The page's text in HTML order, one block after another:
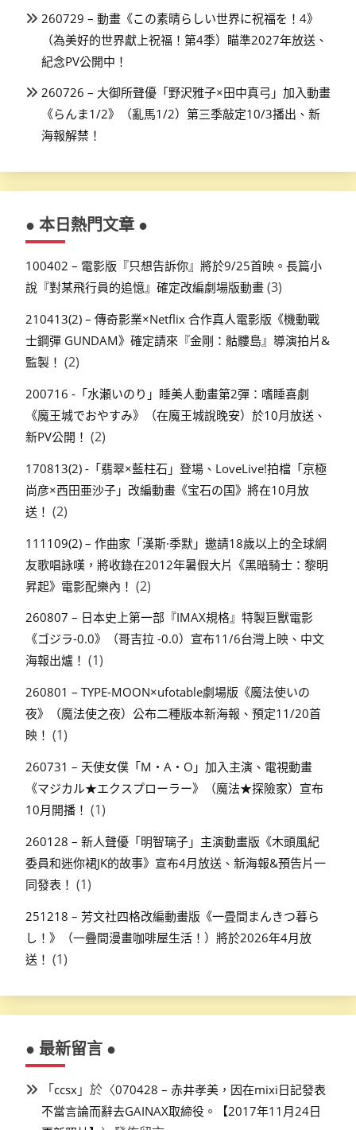
260729 – 動畫《この素晴らしい世界に祝福を！4》
（為美好的世界獻上祝福！第4季）瞄準2027年放送、
紀念PV公開中！
260726 – 大御所聲優「野沢雅子×田中真弓」加入動畫
《らんま1/2》（亂馬1/2）第三季敲定10/3播出、新
海報解禁！
● 本日熱門文章 ●
100402 – 電影版『只想告訴你』將於9/25首映。長篇小
說『對某飛行員的追憶』確定改編劇場版動畫 (3)
210413(2) – 傳奇影業×Netflix 合作真人電影版《機動戰
士鋼彈 GUNDAM》確定請來『金剛：骷髏島』導演拍片&
監製！ (2)
200716 -「水瀬いのり」睡美人動畫第2彈：嗜睡喜劇
《魔王城でおやすみ》（在魔王城說晚安）於10月放送、
新PV公開！ (2)
170813(2) -「翡翠×藍柱石」登場、LoveLive!拍檔「京極
尚彦×西田亜沙子」改編動畫《宝石の国》將在10月放
送！ (2)
111109(2) – 作曲家「漢斯·季默」邀請18歲以上的全球網
友歌唱詠嘆，將收錄在2012年暑假大片《黑暗騎士：黎明
昇起》電影配樂內！ (2)
260807 – 日本史上第一部『IMAX規格』特製巨獸電影
《ゴジラ-0.0》（哥吉拉 -0.0）宣布11/6台灣上映、中文
海報出爐！ (1)
260801 – TYPE-MOON×ufotable劇場版《魔法使いの
夜》（魔法使之夜）公布二種版本新海報、預定11/20首
映！ (1)
260731 – 天使女僕「M・A・O」加入主演、電視動畫
《マジカル★エクスプローラー》（魔法★探險家）宣布
10月開播！ (1)
260128 – 新人聲優「明智璃子」主演動畫版《木頭風紀
委員和迷你裙JK的故事》宣布4月放送、新海報&預告片一
同發表！ (1)
251218 – 芳文社四格改編動畫版《一畳間まんきつ暮ら
し！》（一疊間漫畫咖啡屋生活！）將於2026年4月放
送！ (1)
● 最新留言 ●
「ccsx 」於〈070428 – 赤井孝美，因在mixi日記發表
不當言論而辭去GAINAX取締役。【2017年11月24日